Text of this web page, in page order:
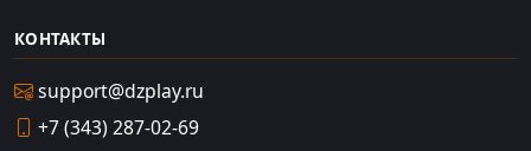
КОНТАКТЫ
support@dzplay.ru
+7 (343) 287-02-69